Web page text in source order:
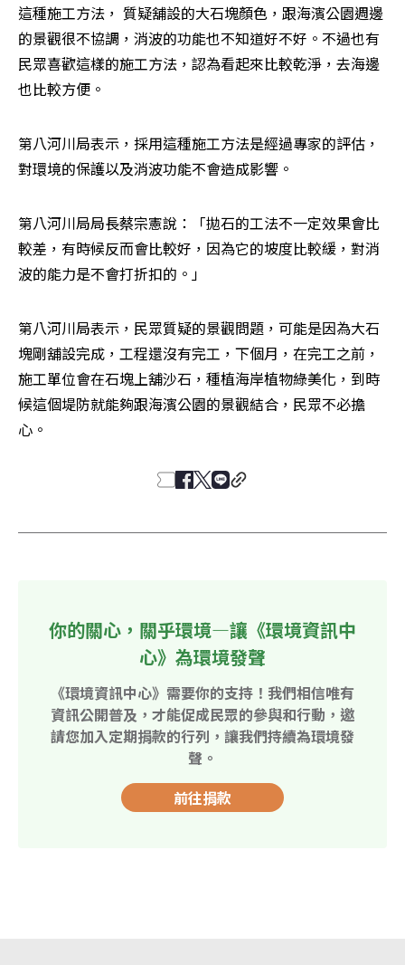
這種施工方法， 質疑舖設的大石塊顏色，跟海濱公園週邊
的景觀很不協調，消波的功能也不知道好不好。不過也有
民眾喜歡這樣的施工方法，認為看起來比較乾淨，去海邊
也比較方便。
第八河川局表示，採用這種施工方法是經過專家的評估，
對環境的保護以及消波功能不會造成影響。
第八河川局局長蔡宗憲說：「拋石的工法不一定效果會比
較差，有時候反而會比較好，因為它的坡度比較緩，對消
波的能力是不會打折扣的。」
第八河川局表示，民眾質疑的景觀問題，可能是因為大石
塊剛舖設完成，工程還沒有完工，下個月，在完工之前，
施工單位會在石塊上舖沙石，種植海岸植物綠美化，到時
候這個堤防就能夠跟海濱公園的景觀結合，民眾不必擔
心。
你的關心，關乎環境—讓《環境資訊中
心》為環境發聲
《環境資訊中心》需要你的支持！我們相信唯有
資訊公開普及，才能促成民眾的參與和行動，邀
請您加入定期捐款的行列，讓我們持續為環境發
聲。
前往捐款